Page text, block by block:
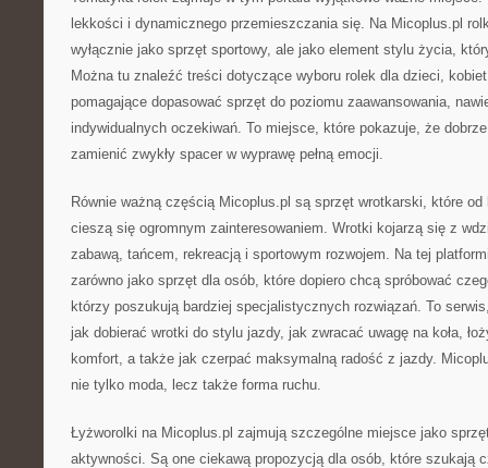
lekkości i dynamicznego przemieszczania się. Na Micoplus.pl
wyłącznie jako sprzęt sportowy, ale jako element stylu życia,
Można tu znaleźć treści dotyczące wyboru rolek dla dzieci,
pomagające dopasować sprzęt do poziomu zaawansowania,
indywidualnych oczekiwań. To miejsce, które pokazuje, że
zamienić zwykły spacer w wyprawę pełną emocji.
Równie ważną częścią Micoplus.pl są sprzęt wrotkarski, które od
cieszą się ogromnym zainteresowaniem. Wrotki kojarzą się z
zabawą, tańcem, rekreacją i sportowym rozwojem. Na tej
zarówno jako sprzęt dla osób, które dopiero chcą spróbować
którzy poszukują bardziej specjalistycznych rozwiązań. To
jak dobierać wrotki do stylu jazdy, jak zwracać uwagę na koła,
komfort, a także jak czerpać maksymalną radość z jazdy.
nie tylko moda, lecz także forma ruchu.
Łyżworolki na Micoplus.pl zajmują szczególne miejsce jako
aktywności. Są one ciekawą propozycją dla osób, które szukają